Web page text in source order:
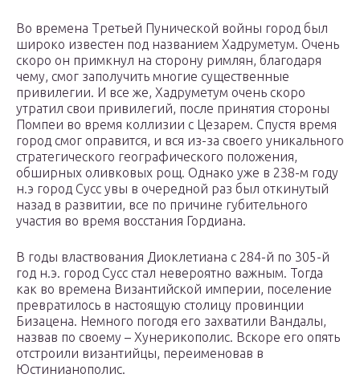
Во времена Третьей Пунической войны город был
широко известен под названием Хадруметум. Очень
скоро он примкнул на сторону римлян, благодаря
чему, смог заполучить многие существенные
привилегии. И все же, Хадруметум очень скоро
утратил свои привилегий, после принятия стороны
Помпеи во время коллизии с Цезарем. Спустя время
город смог оправится, и вся из-за своего уникального
стратегического географического положения,
обширных оливковых рощ. Однако уже в 238-м году
н.э город Сусс увы в очередной раз был откинутый
назад в развитии, все по причине губительного
участия во время восстания Гордиана.
В годы властвования Диоклетиана с 284-й по 305-й
год н.э. город Сусс стал невероятно важным. Тогда
как во времена Византийской империи, поселение
превратилось в настоящую столицу провинции
Бизацена. Немного погодя его захватили Вандалы,
назвав по своему – Хунерикополис. Вскоре его опять
отстроили византийцы, переименовав в
Юстинианополис.